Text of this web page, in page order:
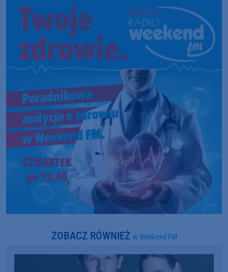
ZOBACZ RÓWNIEŻ w Weekend FM